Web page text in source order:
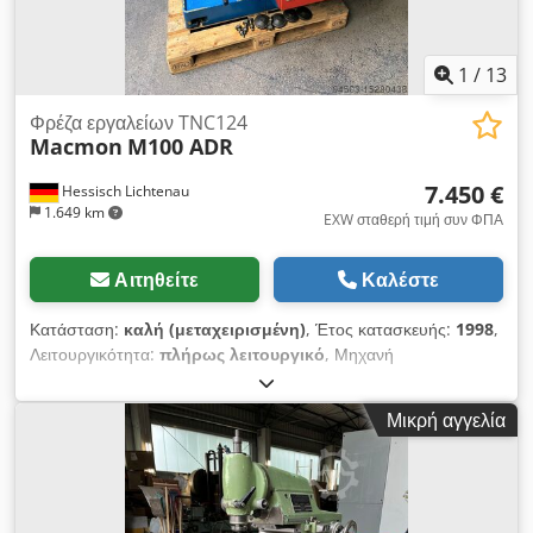
1 / 13
Hessisch Lichtenau
1.649 km
Φρέζα εργαλείων TNC124
Macmon M100 ADR
7.450 €
EXW σταθερή τιμή συν ΦΠΑ
Αιτηθείτε Καλέστε
Κατάσταση: καλή (μεταχειρισμένη), Έτος κατασκευής: 1998,
Λειτουργικότητα: πλήρως λειτουργικό, Μηχανή
φρεζαρίσματος εργαλείων γενικής χρήσης Cederwml Ajpfx Aa
Tjrf Προϊόν: MACMON Τύπος: M 100 ADR Τεχνικά στοιχεία -
Έλεγχος Heidenhain TNC124 - Αριθµός µηχανής: 7989 -
Έτος κατασκευής: 1998 - Απόσταση κίνησης: X 310 mm Y 170
mm Z 330 mm - Εύρος ταχύτητας: 40-2500 στροφές ανά
λεπτό (αδιαβάθμητη μεταβολή σε 2 περιοχές) - Ταχύτητα
Μικρή αγγελία